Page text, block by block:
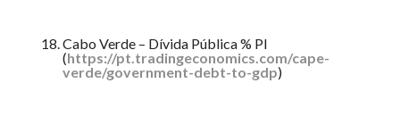
Cabo Verde – Dívida Pública % PI
(https://pt.tradingeconomics.com/cape-
verde/government-debt-to-gdp)